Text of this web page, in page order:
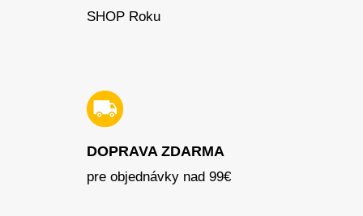
SHOP Roku
DOPRAVA ZDARMA
pre objednávky nad 99€